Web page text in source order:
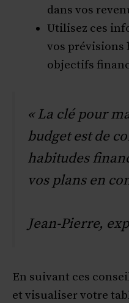
dans vos
Utilisez ces
vos prévisions
objectifs
« La clé pour
budget est de
habitudes
vos plans en
Jean-Pierre,
En suivant ces
et visualiser votre